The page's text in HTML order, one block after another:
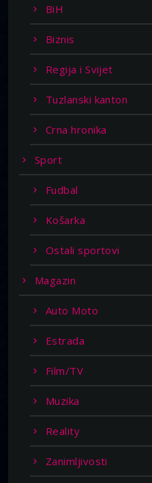
BiH
Biznis
Regija i Svijet
Tuzlanski kanton
Crna hronika
Sport
Fudbal
Košarka
Ostali sportovi
Magazin
Auto Moto
Estrada
Film/TV
Muzika
Reality
Zanimljivosti